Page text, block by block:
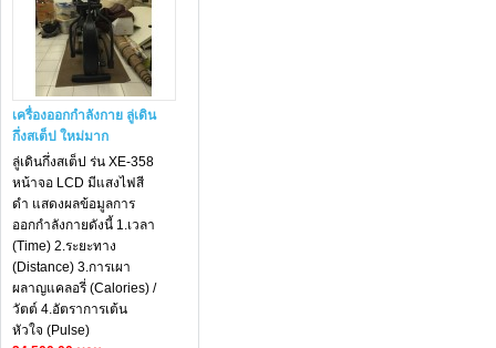
เครื่องออกกำลังกาย ลู่เดิน
กึ่งสเต็ป ใหม่มาก
ลู่เดินกึ่งสเต็ป ร่น XE-358
หน้าจอ LCD มีแสงไฟสี
ดำ แสดงผลข้อมูลการ
ออกกำลังกายดังนี้ 1.เวลา
(Time) 2.ระยะทาง
(Distance) 3.การเผา
ผลาญแคลอรี่ (Calories) /
วัตต์ 4.อัตราการเต้น
หัวใจ (Pulse)